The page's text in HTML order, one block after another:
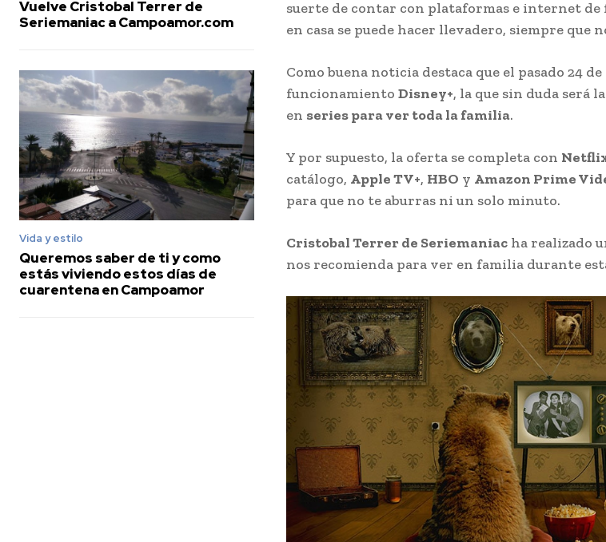
Vuelve Cristobal Terrer de
Seriemaniac a Campoamor.com
Vida y estilo
Queremos saber de ti y como
estás viviendo estos días de
cuarentena en Campoamor
suerte de contar con plataformas e internet
en casa se puede hacer llevadero, siempre que
Como buena noticia destaca que el pasado 24
funcionamiento Disney+, la que sin duda será
en series para ver toda la familia.
Y por supuesto, la oferta se completa con
catálogo, Apple TV+, HBO y Amazon Prime
para que no te aburras ni un solo minuto.
Cristobal Terrer de Seriemaniac ha realizado
nos recomienda para ver en familia durante